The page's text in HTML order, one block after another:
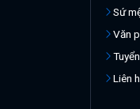
Sứ
Văn
Liên